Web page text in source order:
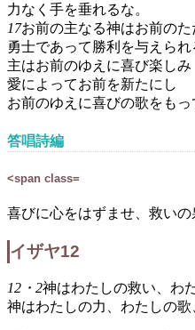
力なく手を垂れるな。
17お前の主なる神はお前の
勇士であって勝利を与えられ
主はお前のゆえに喜び楽しみ
愛によってお前を新たにし
お前のゆえに喜びの歌をもっ
答唱詩編
<span class=
喜びに心をはずませ、救いの
イザヤ12
12・2神はわたしの救い、わ
神はわたしの力、わたしの歌